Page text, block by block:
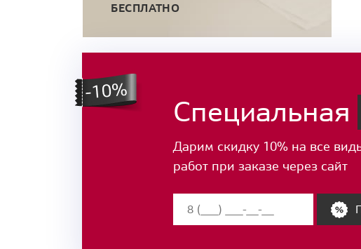
БЕСПЛАТНО
Специальная
Дарим скидку 10% на все
работ при заказе через сайт